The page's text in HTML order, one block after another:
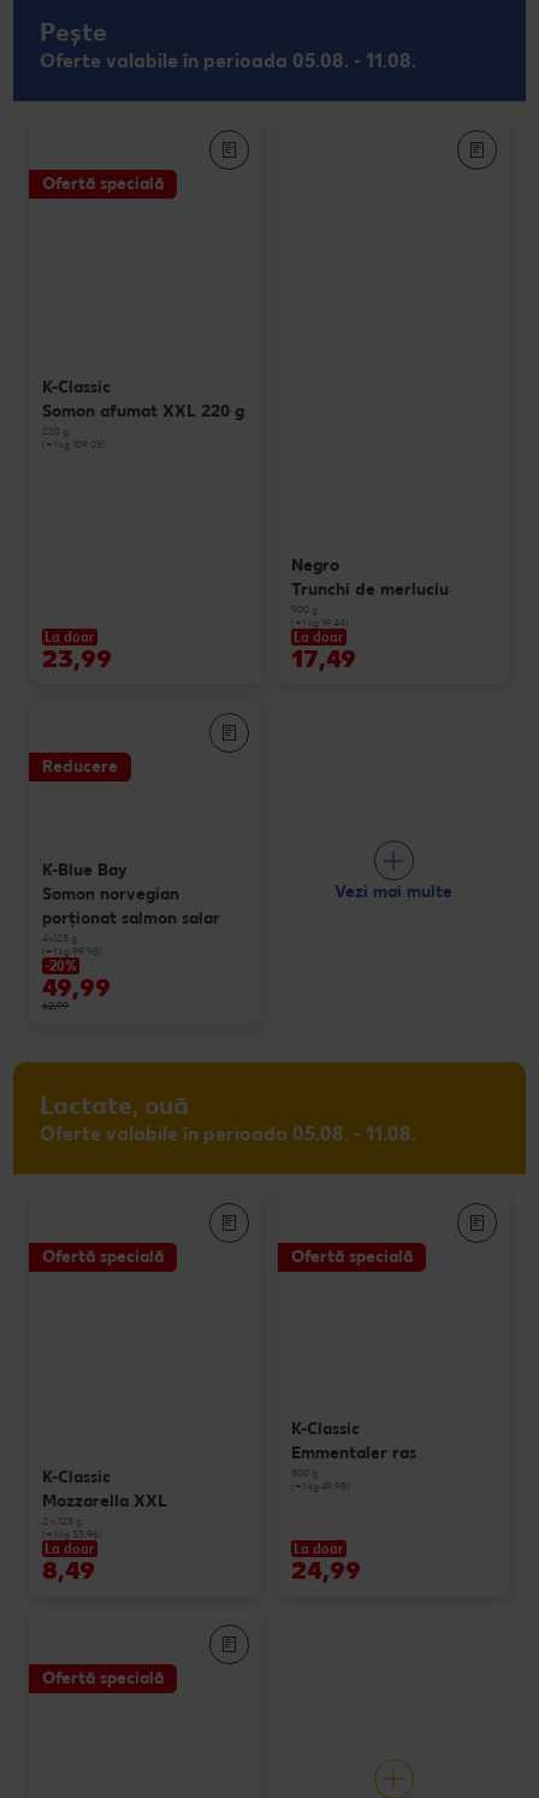
Pește
Oferte valabile în perioada 05.08. - 11.08.
Ofertă specială
K-Classic
Somon afumat XXL 220 g
220 g
(=1 kg 109.05)
La doar
23,99
Negro
Trunchi de merluciu
900 g
(=1 kg 19.44)
La doar
17,49
Reducere
K-Blue Bay
Somon norvegian
porționat salmon salar
4x125 g
(=1 kg 99.98)
-20%
49,99
62,99
Vezi mai multe
Lactate, ouă
Oferte valabile în perioada 05.08. - 11.08.
Ofertă specială
K-Classic
Mozzarella XXL
2 x 125 g
(=1 kg 33.96)
La doar
8,49
Ofertă specială
K-Classic
Emmentaler ras
500 g
(=1 kg 49.98)
La doar
24,99
Ofertă specială